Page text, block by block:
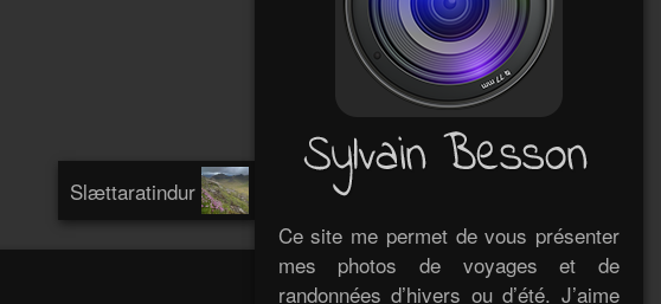
Slættaratindur
Ce site me permet de vous présenter
mes photos de voyages et de
randonnées d’hivers ou d’été. J’aime